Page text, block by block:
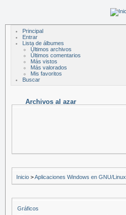
Principal
Entrar
Lista de álbumes
Últimos archivos
Últimos comentarios
Más vistos
Más valorados
Mis favoritos
Buscar
Archivos al azar
Inicio >Aplicaciones Windows en GNU/Linux
Gráficos